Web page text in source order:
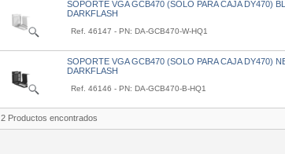
SOPORTE VGA GCB470 (SOLO PARA CAJA DY470)
DARKFLASH
Ref. 46147 - PN: DA-GCB470-W-HQ1
SOPORTE VGA GCB470 (SOLO PARA CAJA DY470)
DARKFLASH
Ref. 46146 - PN: DA-GCB470-B-HQ1
2 Productos encontrados